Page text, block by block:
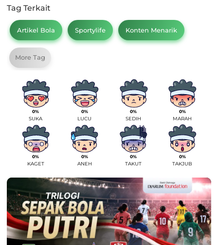
Tag Terkait
Artikel Bola Sportylife Konten Menarik
More Tag
0%
SUKA
0%
LUCU
0%
SEDIH
0%
MARAH
0%
KAGET
0%
ANEH
0%
TAKUT
0%
TAKJUB